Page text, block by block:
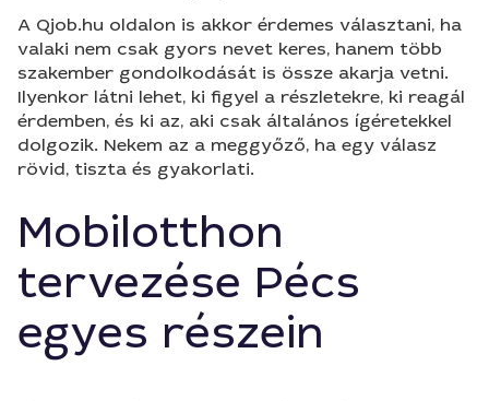
A Qjob.hu oldalon is akkor érdemes választani, ha
valaki nem csak gyors nevet keres, hanem több
szakember gondolkodását is össze akarja vetni.
Ilyenkor látni lehet, ki figyel a részletekre, ki reagál
érdemben, és ki az, aki csak általános ígéretekkel
dolgozik. Nekem az a meggyőző, ha egy válasz
rövid, tiszta és gyakorlati.
Mobilotthon
tervezése Pécs
egyes részein